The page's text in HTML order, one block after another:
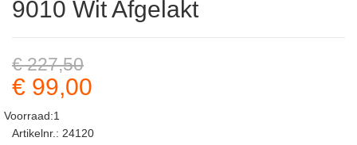
9010 Wit Afgelakt
€ 227,50
€ 99,00
Voorraad:1
Artikelnr.: 24120